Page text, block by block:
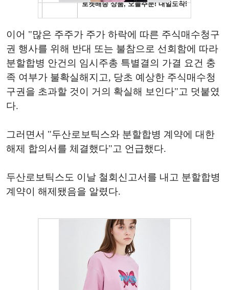
이어 "많은 주주가 주가 하락에 따른 주식매수청구
권 행사를 위해 반대 또는 불참으로 선회함에 따라
분할합병 안건의 임시주총 특별결의 가결 요건 충
족 여부가 불확실해지고, 당초 예상한 주식매수청
구권을 초과할 것이 거의 확실해 보인다"고 덧붙였
다.
그러면서 "두산로보틱스와 분할합병 계약에 대한
해제 합의서를 체결했다"고 언급했다.
두산로보틱스도 이날 철회신고서를 내고 분할합병
계약이 해제됐음을 알렸다.